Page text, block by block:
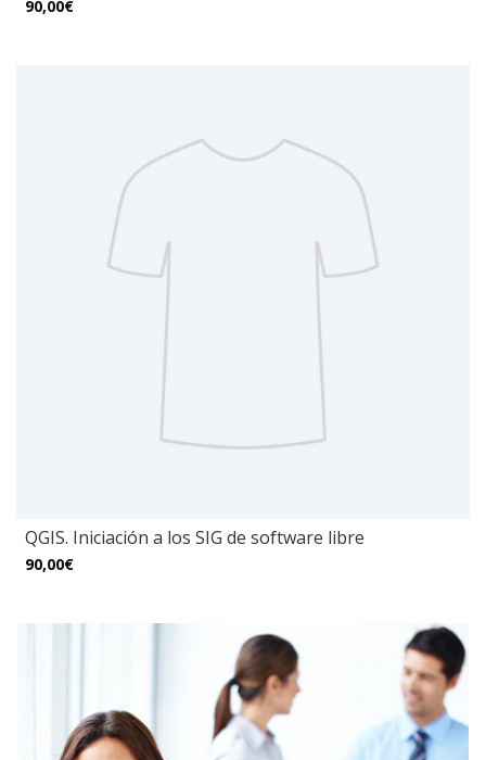
90,00€
QGIS. Iniciación a los SIG de software libre
90,00€